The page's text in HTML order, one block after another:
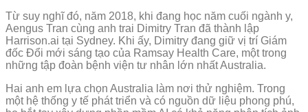
Từ suy nghĩ đó, năm 2018, khi đang học năm cuối ngành y,
Aengus Tran cùng anh trai Dimitry Tran đã thành lập
Harrison.ai tại Sydney. Khi ấy, Dimitry đang giữ vị trí Giám
đốc Đổi mới sáng tạo của Ramsay Health Care, một trong
những tập đoàn bệnh viện tư nhân lớn nhất Australia.
Hai anh em lựa chọn Australia làm nơi thử nghiệm. Trong
một hệ thống y tế phát triển và có nguồn dữ liệu phong phú,